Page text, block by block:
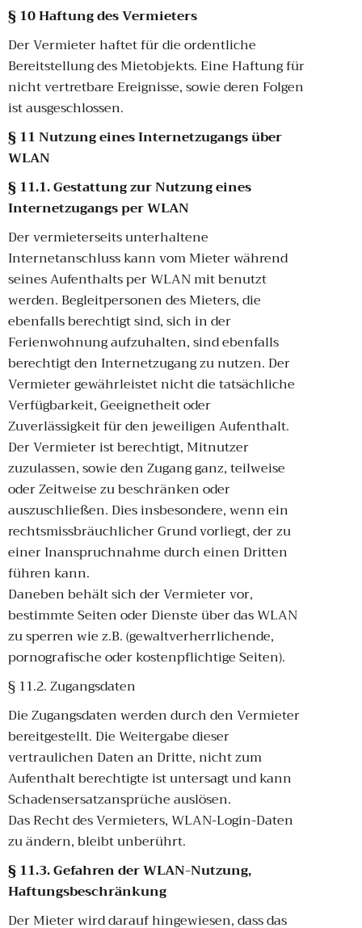
§ 10 Haftung des Vermieters
Der Vermieter haftet für die ordentliche
Bereitstellung des Mietobjekts. Eine Haftung für
nicht vertretbare Ereignisse, sowie deren Folgen
ist ausgeschlossen.
§ 11 Nutzung eines Internetzugangs über
WLAN
§ 11.1. Gestattung zur Nutzung eines
Internetzugangs per WLAN
Der vermieterseits unterhaltene
Internetanschluss kann vom Mieter während
seines Aufenthalts per WLAN mit benutzt
werden. Begleitpersonen des Mieters, die
ebenfalls berechtigt sind, sich in der
Ferienwohnung aufzuhalten, sind ebenfalls
berechtigt den Internetzugang zu nutzen. Der
Vermieter gewährleistet nicht die tatsächliche
Verfügbarkeit, Geeignetheit oder
Zuverlässigkeit für den jeweiligen Aufenthalt.
Der Vermieter ist berechtigt, Mitnutzer
zuzulassen, sowie den Zugang ganz, teilweise
oder Zeitweise zu beschränken oder
auszuschließen. Dies insbesondere, wenn ein
rechtsmissbräuchlicher Grund vorliegt, der zu
einer Inanspruchnahme durch einen Dritten
führen kann.
Daneben behält sich der Vermieter vor,
bestimmte Seiten oder Dienste über das WLAN
zu sperren wie z.B. (gewaltverherrlichende,
pornografische oder kostenpflichtige Seiten).
§ 11.2. Zugangsdaten
Die Zugangsdaten werden durch den Vermieter
bereitgestellt. Die Weitergabe dieser
vertraulichen Daten an Dritte, nicht zum
Aufenthalt berechtigte ist untersagt und kann
Schadensersatzansprüche auslösen.
Das Recht des Vermieters, WLAN-Login-Daten
zu ändern, bleibt unberührt.
§ 11.3. Gefahren der WLAN-Nutzung,
Haftungsbeschränkung
Der Mieter wird darauf hingewiesen, dass das